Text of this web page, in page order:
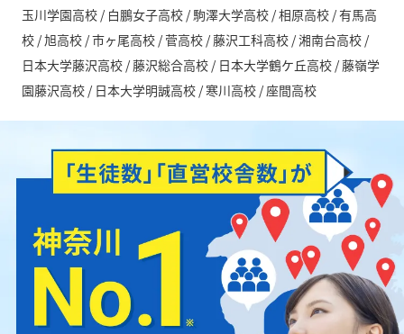
玉川学園高校 / 白鵬女子高校 / 駒澤大学高校 / 相原高校 / 有馬高
校 / 旭高校 / 市ヶ尾高校 / 菅高校 / 藤沢工科高校 / 湘南台高校 /
日本大学藤沢高校 / 藤沢総合高校 / 日本大学鶴ケ丘高校 / 藤嶺学
園藤沢高校 / 日本大学明誠高校 / 寒川高校 / 座間高校